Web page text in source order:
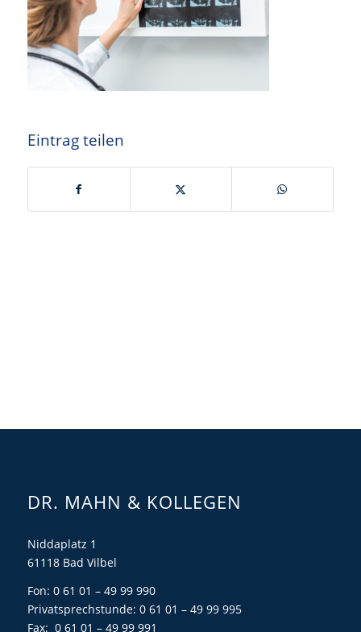
Eintrag teilen
DR. MAHN & KOLLEGEN
Niddaplatz 1
61118 Bad Vilbel
Fon: 0 61 01 – 49 99 990
Privatsprechstunde: 0 61 01 – 49 99 995
Fax: 0 61 01 – 49 99 991